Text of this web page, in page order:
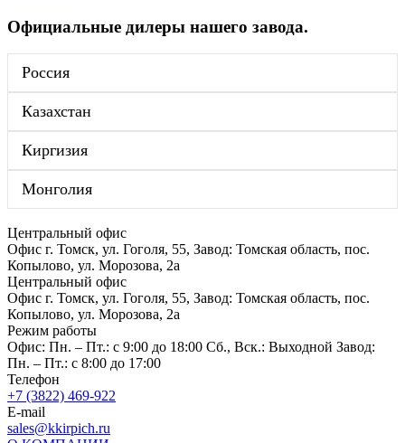
Официальные дилеры нашего завода.
Россия
Казахстан
Киргизия
Монголия
Центральный офис
Офис г. Томск, ул. Гоголя, 55, Завод: Томская область, пос.
Копылово, ул. Морозова, 2а
Центральный офис
Офис г. Томск, ул. Гоголя, 55, Завод: Томская область, пос.
Копылово, ул. Морозова, 2а
Режим работы
Офис: Пн. – Пт.: с 9:00 до 18:00 Сб., Вск.: Выходной Завод:
Пн. – Пт.: с 8:00 до 17:00
Телефон
+7 (3822) 469-922
E-mail
sales@kkirpich.ru